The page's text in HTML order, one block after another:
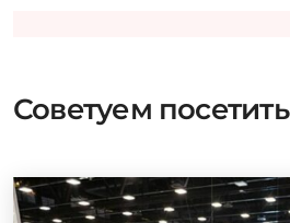
Советуем посетить